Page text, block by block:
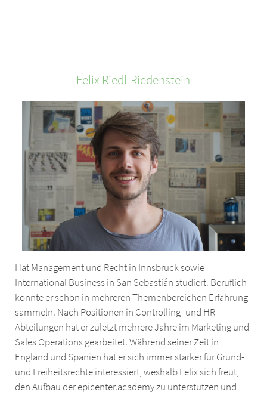
Felix Riedl-Riedenstein
Hat Management und Recht in Innsbruck sowie
International Business in San Sebastián studiert. Beruflich
konnte er schon in mehreren Themenbereichen Erfahrung
sammeln. Nach Positionen in Controlling- und HR-
Abteilungen hat er zuletzt mehrere Jahre im Marketing und
Sales Operations gearbeitet. Während seiner Zeit in
England und Spanien hat er sich immer stärker für Grund-
und Freiheitsrechte interessiert, weshalb Felix sich freut,
den Aufbau der epicenter.academy zu unterstützen und